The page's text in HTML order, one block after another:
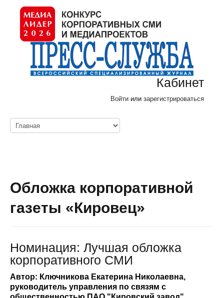
Кабинет
Войти или зарегистрироваться
Обложка корпоративной
газеты «Кировец»
Номинация: Лучшая обложка
корпоративного СМИ
Автор: Ключникова Екатерина Николаевна,
руководитель управления по связям с